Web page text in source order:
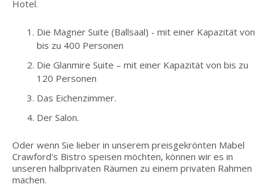
Hotel.
Die Magner Suite (Ballsaal) - mit einer Kapazität von
bis zu 400 Personen
Die Glanmire Suite – mit einer Kapazität von bis zu
120 Personen
Das Eichenzimmer.
Der Salon.
Oder wenn Sie lieber in unserem preisgekrönten Mabel
Crawford's Bistro speisen möchten, können wir es in
unseren halbprivaten Räumen zu einem privaten Rahmen
machen.